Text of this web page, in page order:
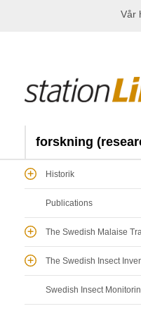
forskning
Historik
Publications
The Swedish Malaise
The Swedish Insect
Swedish Insect
Vår